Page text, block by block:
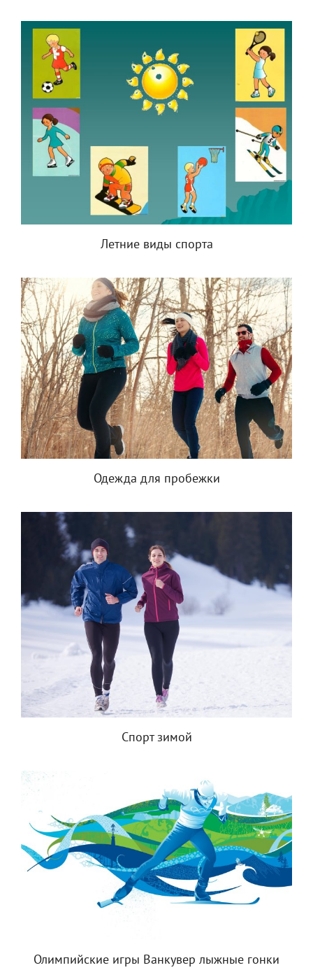
Летние виды спорта
Одежда для пробежки
Спорт зимой
Олимпийские игры Ванкувер лыжные гонки